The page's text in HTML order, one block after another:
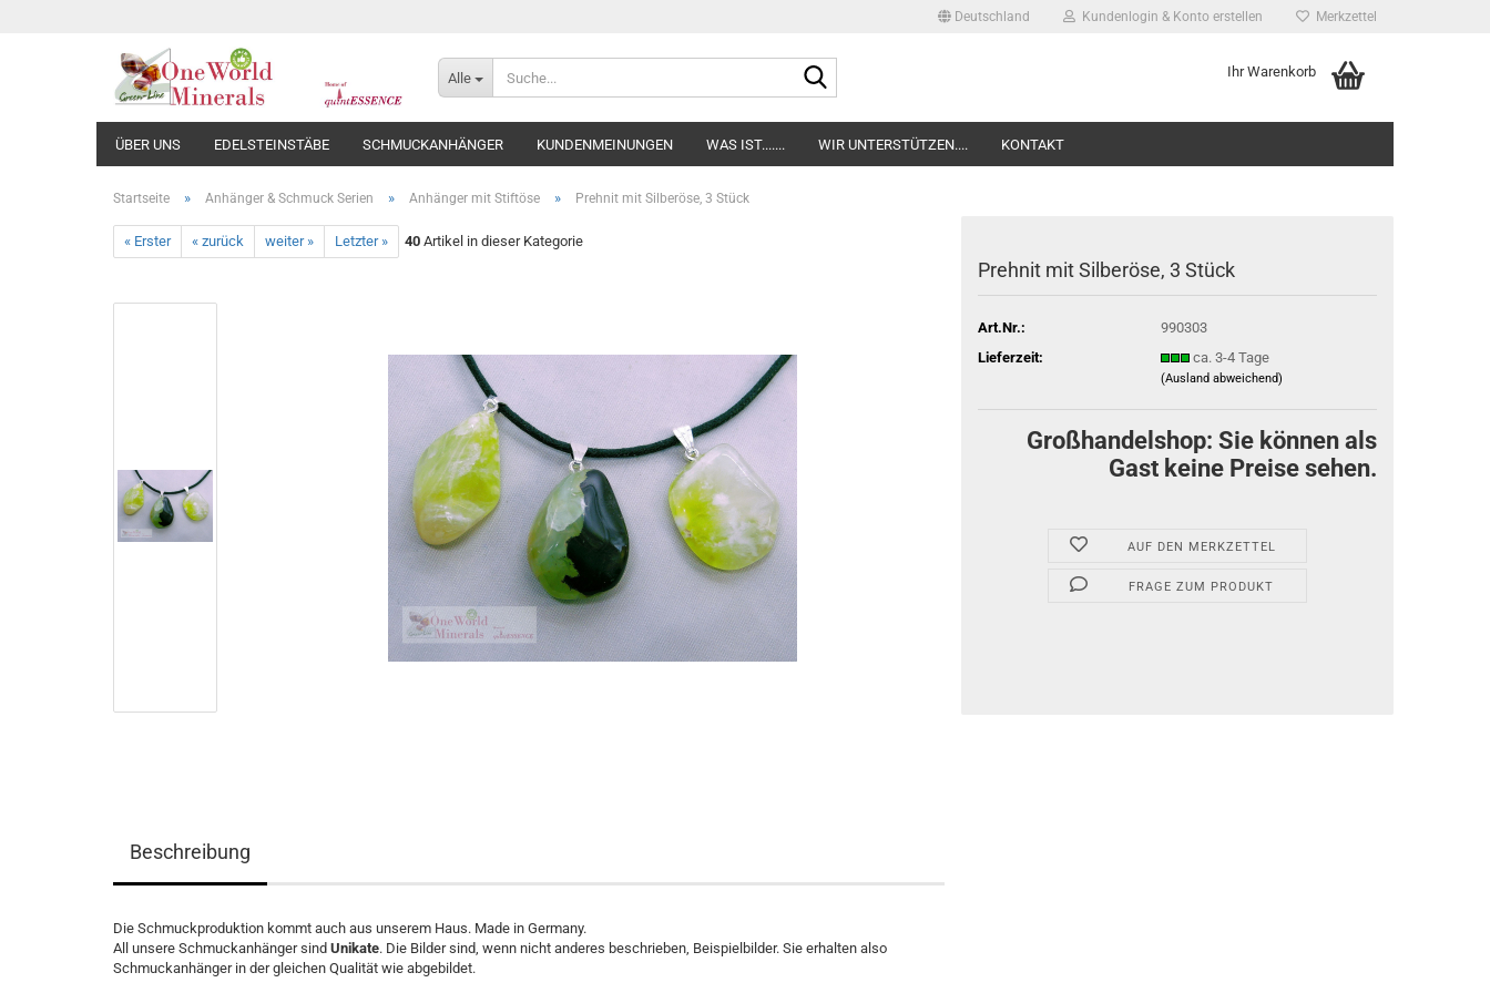
Deutschland Kundenlogin & Konto erstellen
E-Mail
Konto erstellen
Passwort vergessen?
Merkzettel
Alle Ihr Warenkorb
ÜBER UNS EDELSTEINSTÄBE SCHMUCKANHÄNGER KUNDENMEINUNGEN WAS IST....... WIR UNTERSTÜTZEN.... KONTAKT
Startseite » Anhänger & Schmuck Serien » Anhänger mit Stiftöse » Prehnit mit Silberöse, 3 Stück
« Erster « zurück weiter » Letzter » 40 Artikel in dieser Kategorie
Prehnit mit Sil­ber­ö­se, 3 Stück
Art.Nr.:
990303
Lieferzeit:
ca. 3-4 Tage
(Ausland abweichend)
Großhandelshop: Sie können als
Gast keine Preise sehen.
AUF DEN MERKZETTEL
FRAGE ZUM PRODUKT
Beschreibung
Die Schmuckproduktion kommt auch aus unserem Haus. Made in Germany.
All unsere Schmuckanhänger sind Unikate. Die Bilder sind, wenn nicht anderes beschrieben, Beispielbilder. Sie erhalten also
Schmuckanhänger in der gleichen Qualität wie abgebildet.